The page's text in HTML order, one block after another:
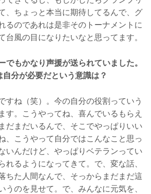
、ちょっと本当に期待してるんで、グ
るのであれは是非そのトーナメントに
台風の目になりたいなと思ってます。
もかなり声援が送られていました。
分が必要だという意識は？
ね（笑）。今の自分の役割っていう
す。こうやってね、喜んでいるもらえ
だまだいるんで、そこでやっぱりいい
、こうやって自分ではこんなこと思っ
いんだけど、やっぱりベテランってい
れるようになってきて。で、変な話、
ちた人間なんで、そっからまだまだ這
うのを見せて。で、みんなに元気を、